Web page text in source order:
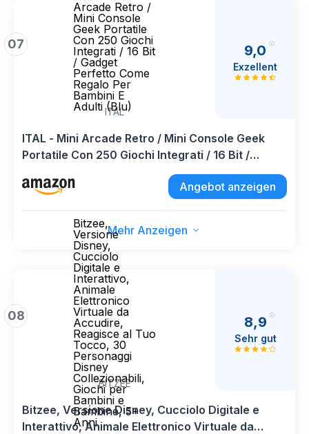
07
Arcade Retro /
Mini Console
Geek Portatile
Con 250 Giochi
Integrati / 16 Bit
/ Gadget
Perfetto Come
Regalo Per
Bambini E
Adulti (Blu)
ITAL
9,0
Exzellent
ITAL - Mini Arcade Retro / Mini Console Geek
Portatile Con 250 Giochi Integrati / 16 Bit /
Gadget Perfetto Come Regalo Per Bambini E
Adulti (Blu)
Angebot anzeigen
Mehr Anzeigen
08
Bitzee,
Versione
Disney,
Cucciolo
Digitale e
Interattivo,
Animale
Elettronico
Virtuale da
Accudire,
Reagisce al Tuo
Tocco, 30
Personaggi
Disney
Collezionabili,
Giochi per
Bambini e
Bambine, 5+
Anni
BITZEE
8,9
Sehr gut
Bitzee, Versione Disney, Cucciolo Digitale e
Interattivo, Animale Elettronico Virtuale da